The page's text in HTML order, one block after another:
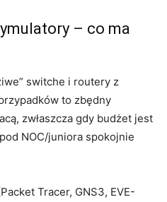
– co ma
switche i routery z
to zbędny
zwłaszcza gdy budżet jest
NOC/juniora spokojnie
Tracer, GNS3, EVE-